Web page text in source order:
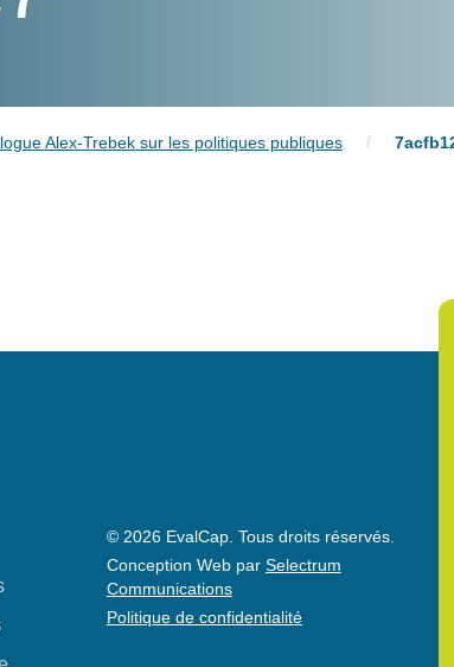
Alex-Trebek sur les politiques publiques /
© 2026 EvalCap. Tous droits réservés.
Conception Web par Selectrum
Communications
Politique de confidentialité